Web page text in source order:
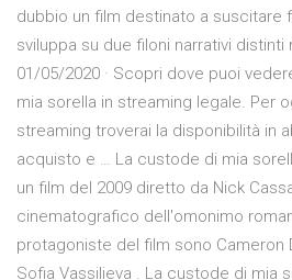
dubbio un film destinato a suscitare
sviluppa su due filoni narrativi distinti
01/05/2020 · Scopri dove puoi
mia sorella in streaming legale. Per
streaming troverai la disponibilità in
acquisto e … La custode di mia
un film del 2009 diretto da Nick
cinematografico dell'omonimo
protagoniste del film sono Cameron
Sofia Vassilieva . La custode di mia